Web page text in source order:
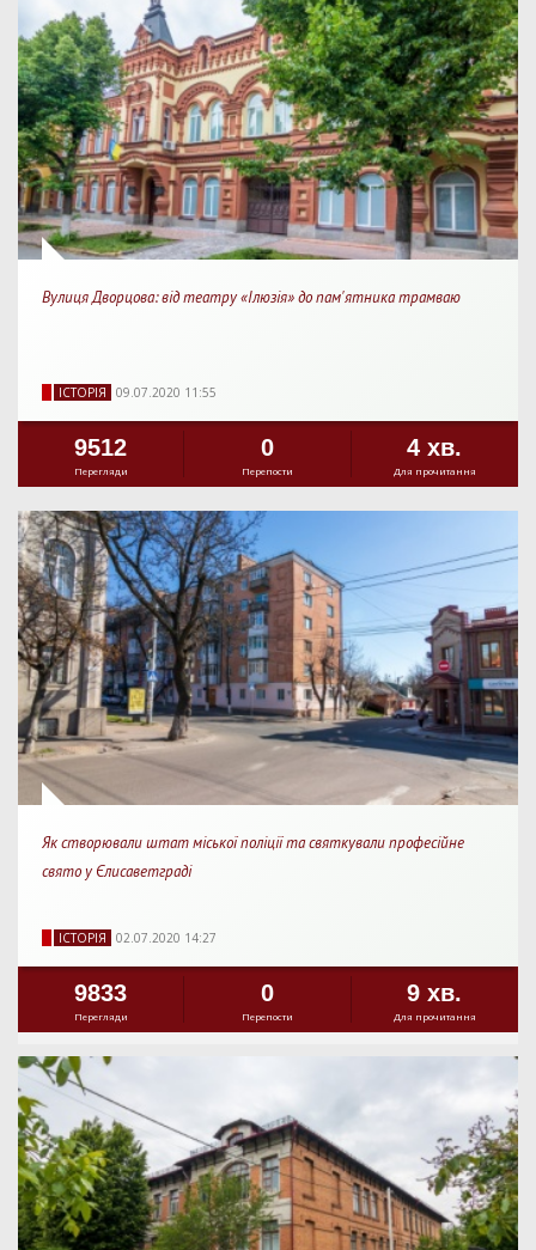
Вулиця Дворцова: від театру «Ілюзія» до пам'ятника трамваю
IСТОРIЯ 09.07.2020 11:55
9512
Перегляди
0
Перепости
4 хв.
Для прочитання
Як створювали штат міської поліції та святкували професійне
свято у Єлисаветграді
IСТОРIЯ 02.07.2020 14:27
9833
Перегляди
0
Перепости
9 хв.
Для прочитання